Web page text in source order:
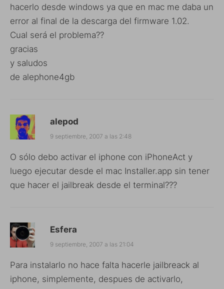
hacerlo desde windows ya que en mac me daba un
error al final de la descarga del firmware 1.02.
Cual será el problema??
gracias
y saludos
de alephone4gb
alepod
9 septiembre, 2007 a las 2:48
O sólo debo activar el iphone con iPhoneAct y
luego ejecutar desde el mac Installer.app sin tener
que hacer el jailbreak desde el terminal???
Esfera
9 septiembre, 2007 a las 21:04
Para instalarlo no hace falta hacerle jailbreack al
iphone, simplemente, despues de activarlo,